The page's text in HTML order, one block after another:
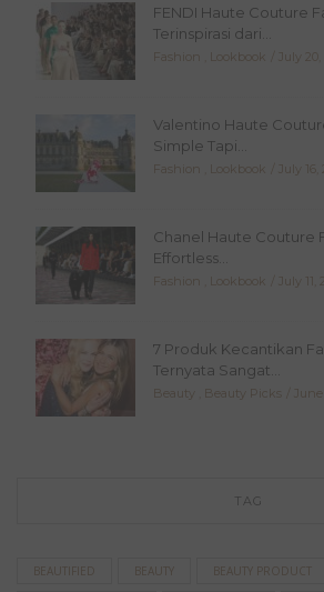
FENDI Haute Couture
Terinspirasi dari...
Fashion Lookbook July 20,
Valentino Haute
Simple Tapi...
Fashion Lookbook July 16,
Chanel Haute Couture
Effortless...
Fashion Lookbook July 11,
7 Produk Kecantikan
Ternyata Sangat...
Beauty Beauty Picks
TAG
BEAUTIFIED BEAUTY BEAUTY PRODUCT